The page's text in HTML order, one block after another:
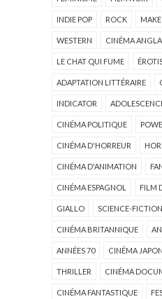
INDIE POP ROCK
WESTERN CINÉMA
LE CHAT QUI FUME
ADAPTATION LITTÉRAIRE
INDICATOR
CINÉMA POLITIQUE
CINÉMA D'HORREUR
CINÉMA D'ANIMATION
CINÉMA ESPAGNOL FILM
GIALLO SCIENCE-FICTION
CINÉMA BRITANNIQUE
ANNÉES 70 CINÉMA
THRILLER CINÉMA
CINÉMA FANTASTIQUE